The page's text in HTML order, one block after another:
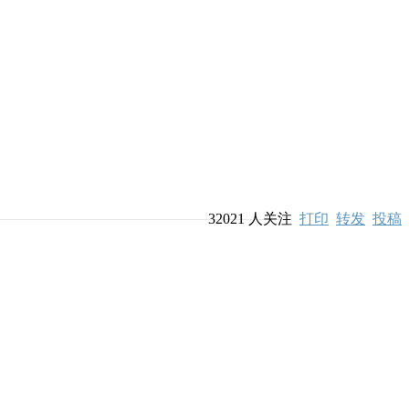
32021人关注 打印 转发 投稿